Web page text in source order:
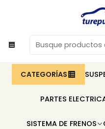
CATEGORÍAS
PARTES
SISTEMA DE FRENOS